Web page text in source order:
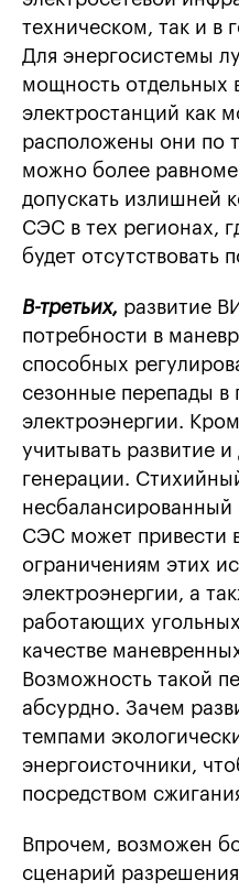
техническом, так и в
Для энергосистемы
мощность отдельных
электростанций как
расположены они по
можно более
допускать излишней
СЭС в тех регионах,
будет отсутствовать
В-третьих, развитие
потребности в
способных
сезонные перепады в
электроэнергии.
учитывать развитие и
генерации.
СЭС может привести
ограничениям этих
электроэнергии, а
работающих
качестве
Возможность такой
абсурдно. Зачем
темпами
энергоисточники,
посредством
Впрочем, возможен
сценарий